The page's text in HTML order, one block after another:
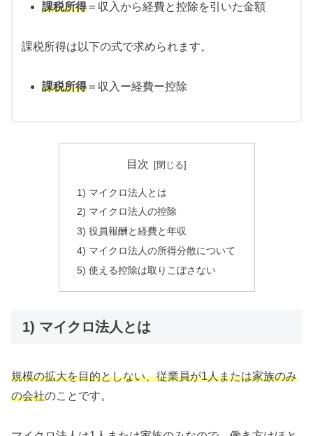
課税所得＝収入から経費と控除を引いた金額
課税所得は以下の式で求められます。
課税所得＝収入ー経費ー控除
目次
1) マイクロ法人とは
2) マイクロ法人の控除
3) 役員報酬と経費と年収
4) マイクロ法人の所得分散について
5) 使える控除は取りこぼさない
1) マイクロ法人とは
規模の拡大を目的としない、従業員が1人または家族のみ
の会社のことです。